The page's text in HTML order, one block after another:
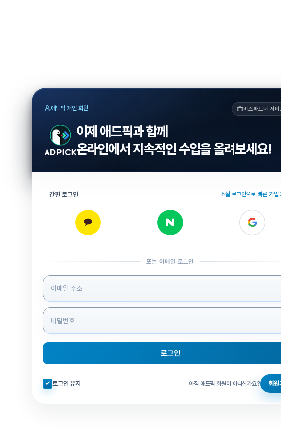
애드픽 개인 회원 비즈파트너 서비
이제 애드픽과 함께
온라인에서 지속적인 수입을 올려보세요!
간편 로그인 소셜 로그인으로 빠른 가입
또는 이메일 로그인
로그인 정보 입력
로그인
자동로그인 체크
로그인 유지 아직 애드픽 회원이 아니신가요? 회원